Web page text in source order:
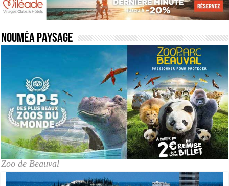
Nouméa paysage
Zoo de Beauval